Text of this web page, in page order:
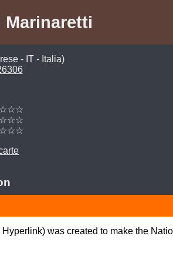
Marinaretti
- IT - Italia)
was created to make the